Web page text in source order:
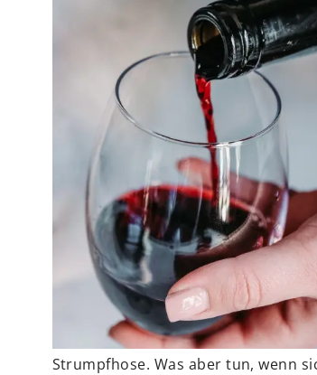
Strumpfhose. Was aber tun, wenn